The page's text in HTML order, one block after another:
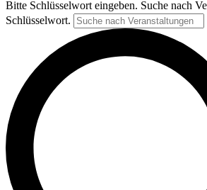
Bitte Schlüsselwort eingeben. Suche nach
Schlüsselwort.